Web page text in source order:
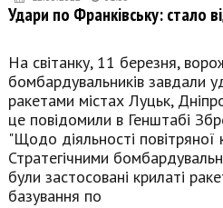
Удари по Франківську: стало
На світанку, 11 березня,
бомбардувальників завдали
ракетами містах Луцьк,
це повідомили в Генштабі
"Щодо діяльності
Стратегічними
були застосовані крилаті
базування по